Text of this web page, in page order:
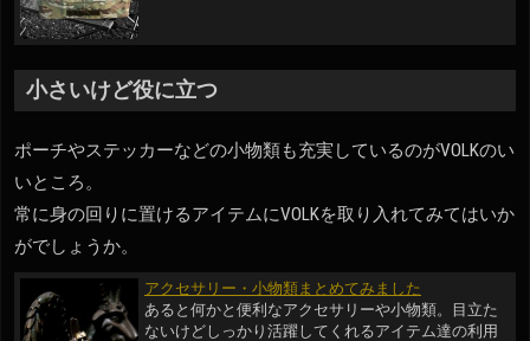
小さいけど役に立つ
ポーチやステッカーなどの小物類も充実しているのがVOLKのい
いところ。
常に身の回りに置けるアイテムにVOLKを取り入れてみてはいか
がでしょうか。
アクセサリー・小物類まとめてみました
あると何かと便利なアクセサリーや小物類。目立た
ないけどしっかり活躍してくれるアイテム達の利用